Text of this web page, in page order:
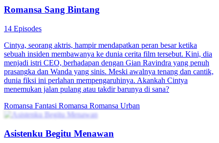
Romansa Sang Bintang
14 Episodes
Cintya, seorang aktris, hampir mendapatkan peran besar ketika
sebuah insiden membawanya ke dunia cerita film tersebut. Kini, dia
menjadi istri CEO, berhadapan dengan Gian Ravindra yang penuh
prasangka dan Wanda yang sinis. Meski awalnya tenang dan cantik,
dunia fiksi ini perlahan mempengaruhinya. Akankah Cintya
menemukan jalan pulang atau takdir barunya di sana?
Romansa Fantasi Romansa Romansa Urban
Asistenku Begitu Menawan